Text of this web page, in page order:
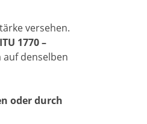
versehen.
ITU 1770 –
auf denselben
oder durch